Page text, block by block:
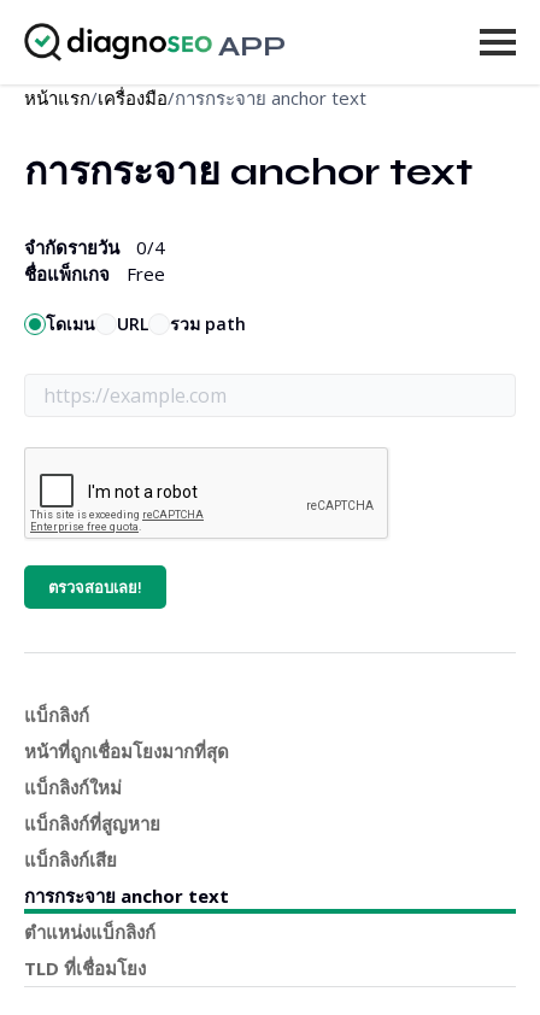
APP
ราคา
เพิ่มเติม
เข้าสู่ระบบ
หน้าแรก/เครื่องมือ/การกระจาย anchor text
การกระจาย anchor text
จำกัดรายวัน 0/4
ชื่อแพ็กเกจ
Free
โดเมน URL รวม path
ตรวจสอบเลย!
แบ็กลิงก์
หน้าที่ถูกเชื่อมโยงมากที่สุด
แบ็กลิงก์ใหม่
แบ็กลิงก์ที่สูญหาย
แบ็กลิงก์เสีย
การกระจาย anchor text
ตำแหน่งแบ็กลิงก์
TLD ที่เชื่อมโยง